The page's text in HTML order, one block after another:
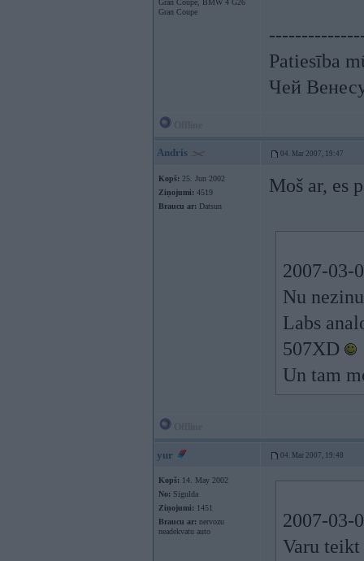
Gran Coupe, BMW 4 G26
Gran Coupe
Patiesība
Чей
Andris 04. Mar 2007, 19:47
Kopš: 25. Jun 2002
Ziņojumi: 4519
Braucu ar: Datsun
Moš ar, es
2007-03-
Nu
Labs
507XD
Un tam
yur 04. Mar 2007, 19:48
Kopš: 14. May 2002
No: Sigulda
Ziņojumi: 1451
Braucu ar: nervozu
neadekvatu auto
2007-03-
Varu teikt